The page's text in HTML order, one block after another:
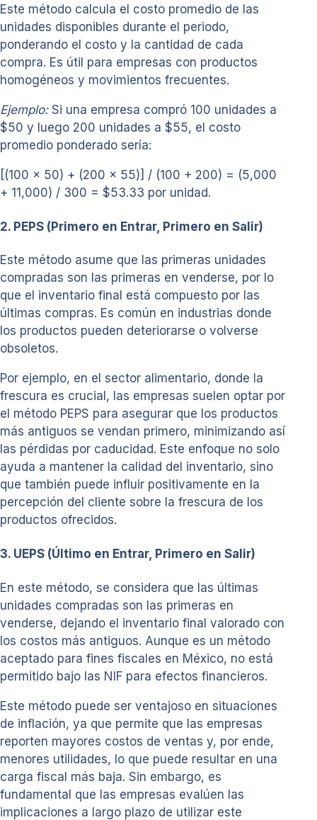
Este método calcula el costo promedio de las
unidades disponibles durante el periodo,
ponderando el costo y la cantidad de cada
compra. Es útil para empresas con productos
homogéneos y movimientos frecuentes.
Ejemplo:Si una empresa compró 100 unidades a
$50 y luego 200 unidades a $55, el costo
promedio ponderado sería:
[(100 x 50) + (200 x 55)] / (100 + 200) = (5,000
+ 11,000) / 300 = $53.33 por unidad.
2. PEPS (Primero en Entrar, Primero en Salir)
Este método asume que las primeras unidades
compradas son las primeras en venderse, por lo
que el inventario final está compuesto por las
últimas compras. Es común en industrias donde
los productos pueden deteriorarse o volverse
obsoletos.
Por ejemplo, en el sector alimentario, donde la
frescura es crucial, las empresas suelen optar por
el método PEPS para asegurar que los productos
más antiguos se vendan primero, minimizando así
las pérdidas por caducidad. Este enfoque no solo
ayuda a mantener la calidad del inventario, sino
que también puede influir positivamente en la
percepción del cliente sobre la frescura de los
productos ofrecidos.
3. UEPS (Último en Entrar, Primero en Salir)
En este método, se considera que las últimas
unidades compradas son las primeras en
venderse, dejando el inventario final valorado con
los costos más antiguos. Aunque es un método
aceptado para fines fiscales en México, no está
permitido bajo las NIF para efectos financieros.
Este método puede ser ventajoso en situaciones
de inflación, ya que permite que las empresas
reporten mayores costos de ventas y, por ende,
menores utilidades, lo que puede resultar en una
carga fiscal más baja. Sin embargo, es
fundamental que las empresas evalúen las
implicaciones a largo plazo de utilizar este